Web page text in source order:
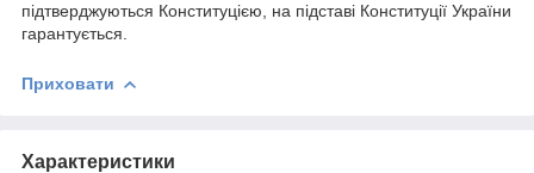
підтверджуються Конституцією, на підставі Конституції України
гарантується.
Приховати
Характеристики